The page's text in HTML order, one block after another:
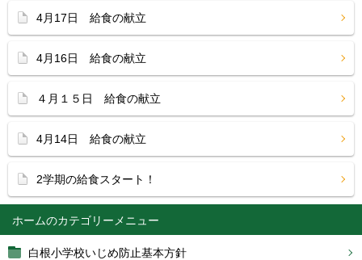
ホーム
白根小学校いじめ防止基本方針
4月17日 給食の献立
4月16日 給食の献立
４月１５日 給食の献立
4月14日 給食の献立
2学期の給食スタート！